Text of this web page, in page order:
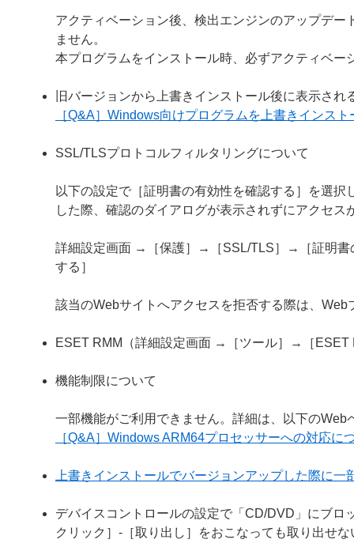
アクティベーション後、検出エンジンのアップデ
ません。
本プログラムをインストール時、必ずアクティベ
旧バージョンから上書きインストール後に表示され
［Q&A］Windows向けプログラムを上書きインス
SSL/TLSプロトコルフィルタリングについて
以下の設定で［証明書の有効性を確認する］を選
した際、確認のダイアログが表示されずにアクセス
詳細設定画面 →［保護］→［SSL/TLS］→［証明書
する］
該当のWebサイトへアクセスを拒否する際は、
ESET RMM（詳細設定画面 →［ツール］→［ESET
機能制限について
一部機能がご利用できません。詳細は、以下の
［Q&A］Windows ARM64プロセッサーへの対応に
上書きインストールでバージョンアップした際に一
デバイスコントロールの設定で「CD/DVD」にブ
クリック］-［取り出し］をおこなっても取り出せな